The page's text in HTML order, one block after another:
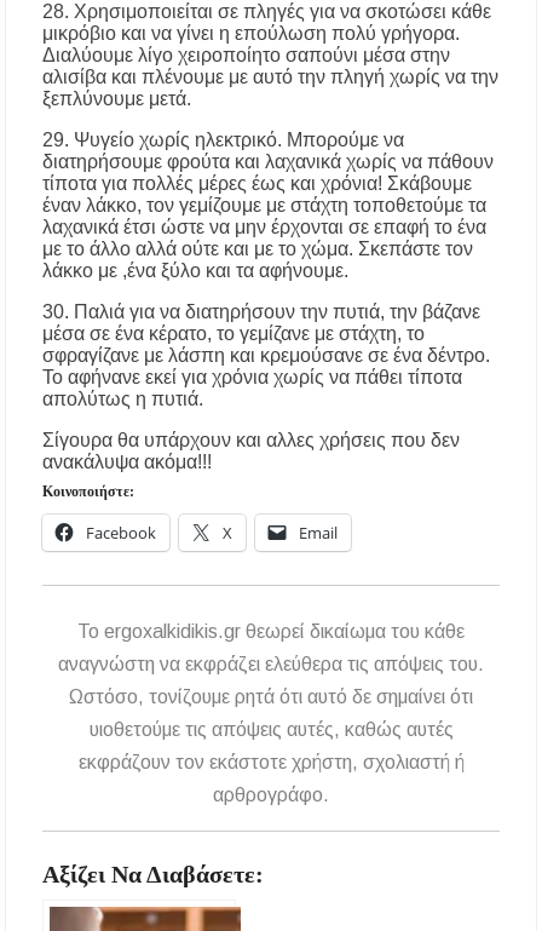
28. Χρησιμοποιείται σε πληγές για να σκοτώσει κάθε
μικρόβιο και να γίνει η επούλωση πολύ γρήγορα.
Διαλύουμε λίγο χειροποίητο σαπούνι μέσα στην
αλισίβα και πλένουμε με αυτό την πληγή χωρίς να την
ξεπλύνουμε μετά.
29. Ψυγείο χωρίς ηλεκτρικό. Μπορούμε να
διατηρήσουμε φρούτα και λαχανικά χωρίς να πάθουν
τίποτα για πολλές μέρες έως και χρόνια! Σκάβουμε
έναν λάκκο, τον γεμίζουμε με στάχτη τοποθετούμε τα
λαχανικά έτσι ώστε να μην έρχονται σε επαφή το ένα
με το άλλο αλλά ούτε και με το χώμα. Σκεπάστε τον
λάκκο με ,ένα ξύλο και τα αφήνουμε.
30. Παλιά για να διατηρήσουν την πυτιά, την βάζανε
μέσα σε ένα κέρατο, το γεμίζανε με στάχτη, το
σφραγίζανε με λάσπη και κρεμούσανε σε ένα δέντρο.
Το αφήνανε εκεί για χρόνια χωρίς να πάθει τίποτα
απολύτως η πυτιά.
Σίγουρα θα υπάρχουν και αλλες χρήσεις που δεν
ανακάλυψα ακόμα!!!
Κοινοποιήστε:
Facebook X Email
To ergoxalkidikis.gr θεωρεί δικαίωμα του κάθε
αναγνώστη να εκφράζει ελεύθερα τις απόψεις του.
Ωστόσο, τονίζουμε ρητά ότι αυτό δε σημαίνει ότι
υιοθετούμε τις απόψεις αυτές, καθώς αυτές
εκφράζουν τον εκάστοτε χρήστη, σχολιαστή ή
αρθρογράφο.
Αξίζει Να Διαβάσετε: